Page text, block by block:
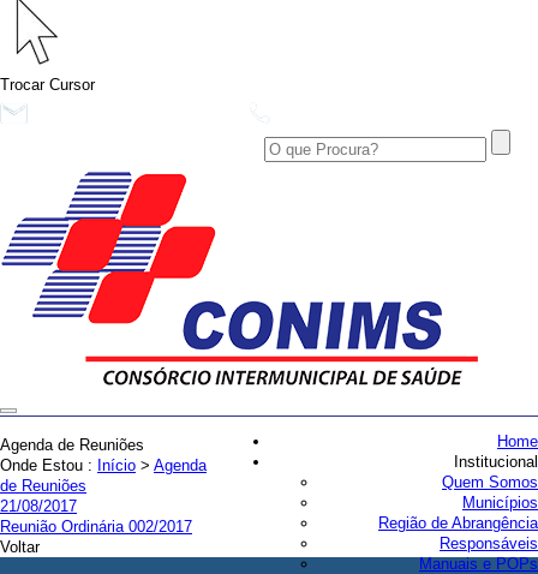
Trocar Cursor
Home
Institucional
Quem Somos
Municípios
Região de Abrangência
Responsáveis
Manuais e POPs
Agenda de Reuniões
Onde Estou : Início > Agenda
de Reuniões
21/08/2017
Reunião Ordinária 002/2017
Voltar